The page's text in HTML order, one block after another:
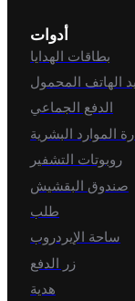
أدوات
بطاقات الهدايا
الهاتف المحمول
الدفع الجماعي
الموارد البشرية
روبوتات التشفير
صندوق البقشيش
طلب
ساحة الإيردروب
زر الدفع
هدية